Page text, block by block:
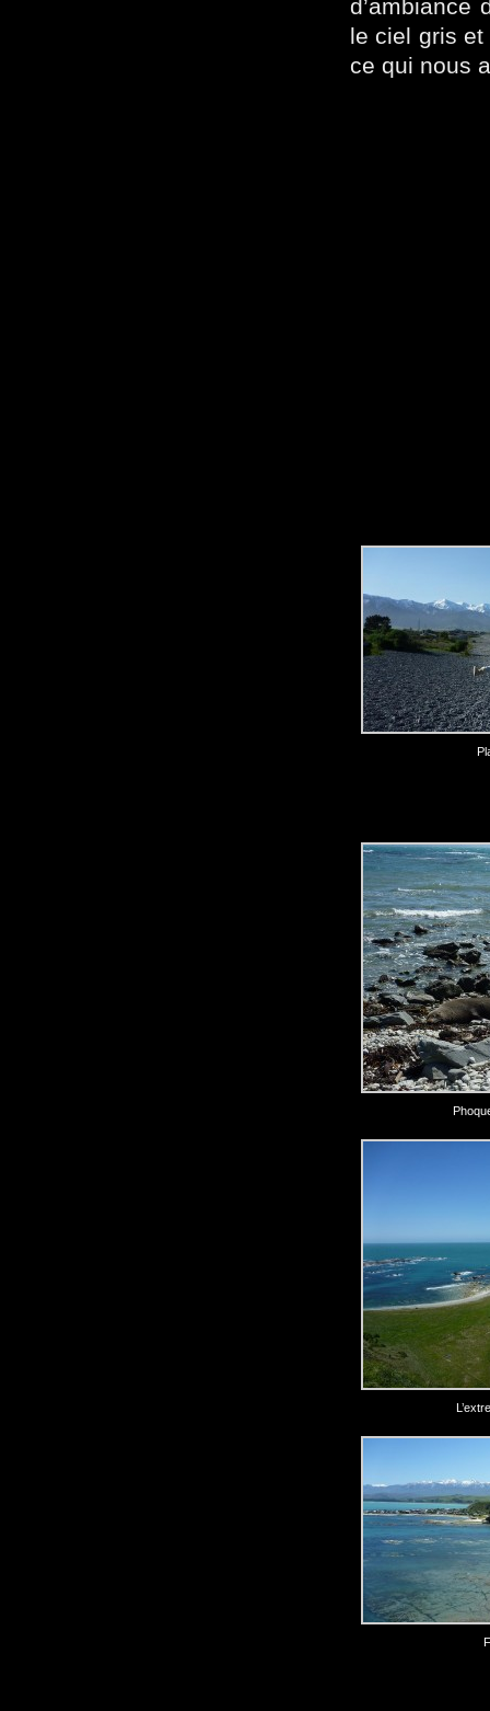
d’ambiance
le ciel gris
ce qui nous